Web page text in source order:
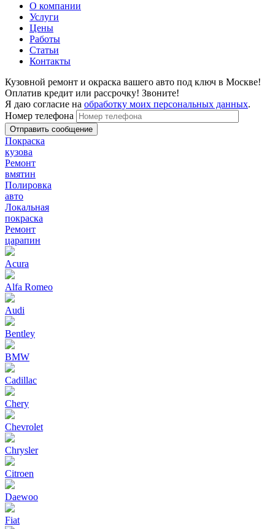
О компании
Услуги
Цены
Работы
Статьи
Контакты
Кузовной ремонт и окраска вашего авто под ключ в Москве!
Оплатив кредит или рассрочку! Звоните!
Я даю согласие на обработку моих персональных данных.
Номер телефона
Покраска
кузова
Ремонт
вмятин
Полировка
авто
Локальная
покраска
Ремонт
царапин
Acura
Alfa Romeo
Audi
Bentley
BMW
Cadillac
Chery
Chevrolet
Chrysler
Citroen
Daewoo
Fiat